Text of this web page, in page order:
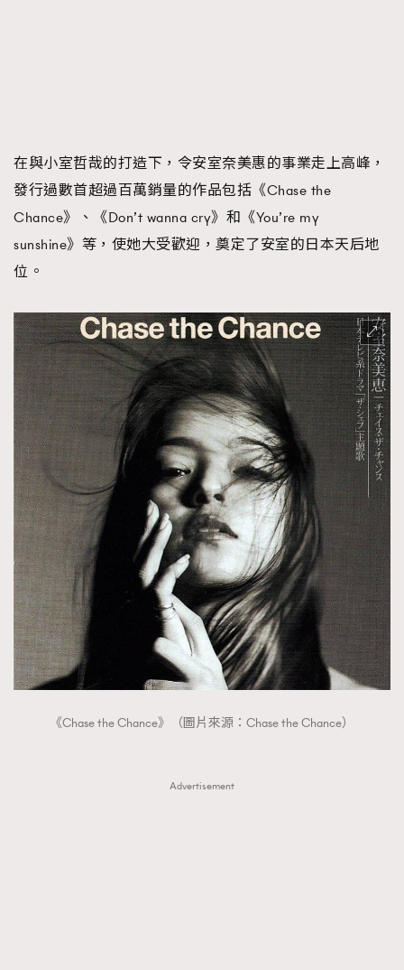
在與小室哲哉的打造下，令安室奈美惠的事業走上高峰，
發行過數首超過百萬銷量的作品包括《Chase the
Chance》、《Don’t wanna cry》和《You’re my
sunshine》等，使她大受歡迎，奠定了安室的日本天后地
位。
《Chase the Chance》（圖片來源：Chase the Chance）
Advertisement